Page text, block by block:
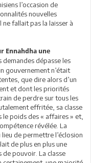
l’occasion de
nouvelles
fallait pas la laisser à
Ennahdha une
demandes dépasse les
gouvernement n’était
que dire alors d’un
et dont les priorités
de perdre sur tous les
effritée, sa classe
poids des « affaires » et,
révélée. La
de permettre l’éclosion
de plus en plus une
pouvoir. La classe